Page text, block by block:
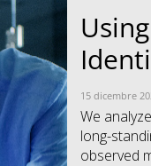
15 dicembre
We
long-
observed